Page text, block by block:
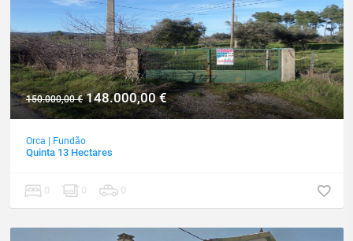
150.000,00€ 148.000,00€
Orca | Fundão
Quinta 13 Hectares
0 0 0